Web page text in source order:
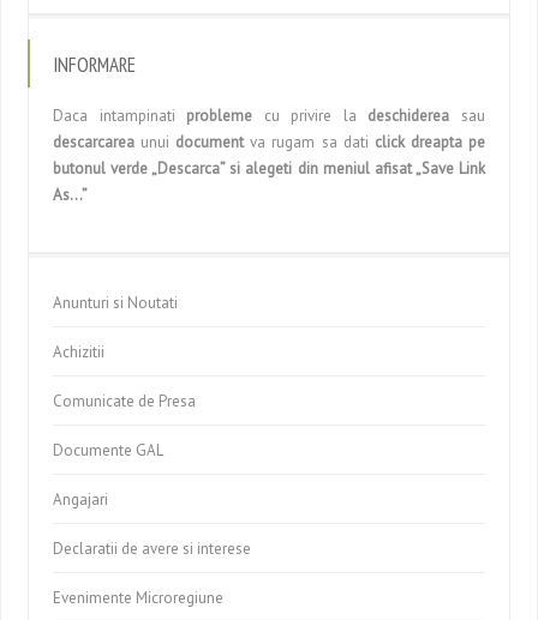
INFORMARE
Daca intampinati probleme cu privire la deschiderea sau
descarcarea unui documentva rugam sa dati click dreapta pe
butonul verde „Descarca” si alegeti din meniul afisat „Save Link
As…”
Anunturi si Noutati
Achizitii
Comunicate de Presa
Documente GAL
Angajari
Declaratii de avere si interese
Evenimente Microregiune